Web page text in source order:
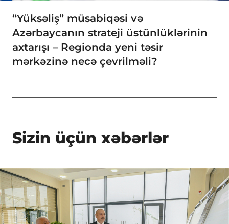
“Yüksəliş” müsabiqəsi və
Azərbaycanın strateji üstünlüklərinin
axtarışı – Regionda yeni təsir
mərkəzinə necə çevrilməli?
Sizin üçün xəbərlər